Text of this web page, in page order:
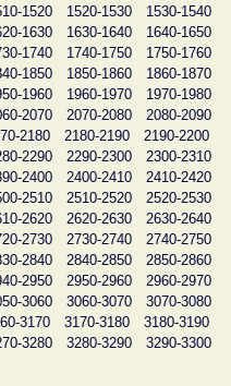
1520 1520-1530
1530-1540
1630 1630-1640
1640-1650
1740 1740-1750
1750-1760
1850 1850-1860
1860-1870
1960 1960-1970
1970-1980
2070 2070-2080
2080-2090
2180 2180-2190
2190-2200
2290 2290-2300
2300-2310
2400 2400-2410
2410-2420
2510 2510-2520
2520-2530
2620 2620-2630
2630-2640
2730 2730-2740
2740-2750
2840 2840-2850
2850-2860
2950 2950-2960
2960-2970
3060 3060-3070
3070-3080
3170 3170-3180
3180-3190
3280 3280-3290
3290-3300